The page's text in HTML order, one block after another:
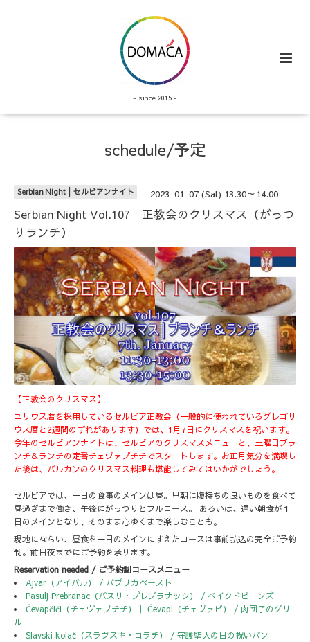
- since 2015 -
schedule/予定
Serbian Night│セルビアンナイト 2023-01-07 (Sat) 13:30～14:00
Serbian Night Vol.107│正教会のクリスマス（がっつ
りランチ）
【正教会のクリスマス】
ユリウス暦を採用しているセルビア正教会（一般的に使われているグレゴリ
ウス暦と2週間のずれがあります）では、1月7日にクリスマスを祝います。
今年のセルビアンナイトは、セルビアのクリスマスメニューと、土曜日ブラ
ンチ＆ランチの定番チェヴァプチチでスタートします。お正月気分を満喫し
た後は、バルカンのクリスマス料理も堪能してみてはいかがでしょう。
セルビアでは、一日の食事のメインは昼。早朝に腹持ちの良いものを食べて
昼過ぎまで働き、午後にがっつりとフルコース。 あるいは、遅い朝食が１
日のメインとなり、そのまま心ゆくまで楽しむことも。
現地にならい、昼食を一日のメインにすえたコースは事前払込の完全ご予約
制。前日夜までにご予約を承ります。
Reservation needed / ご予約制コースメニュー
Ajvar（アイバル） / パプリカペースト
Pasulj Prebranac（パスリ・プレブラナッツ） / ベイクドビーンズ
Ćevapčići（チェヴァプチチ）｜ Ćevapi（チェヴァピ） / 肉団子のグリ
ル
Slavski kolač（スラヴスキ・コラチ） / 守護聖人の日の祝いパン